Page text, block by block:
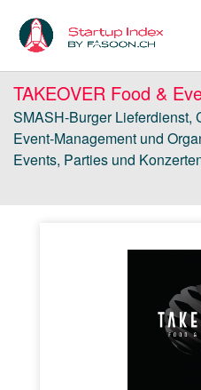
TAKEOVER Food &
SMASH-Burger Lieferdienst,
Event-Management und
Events, Parties und